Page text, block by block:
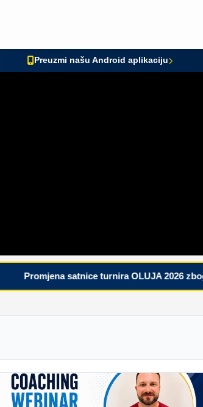
Preuzmi našu Android aplikaciju
Promjena satnice turnira OLUJA 2026 zbog